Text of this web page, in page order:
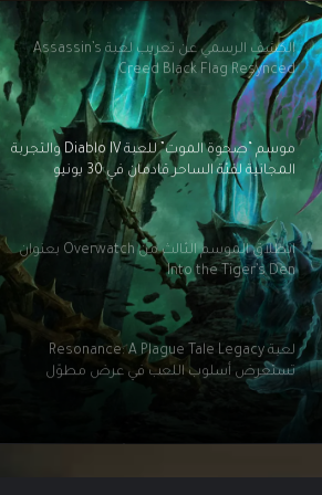
Creed Black Flag Resynced
موسم “صحوة الموت” للعبة Diablo IV والتجربة
المجانية لفئة الساحر قادمان في 30 يونيو
انطلاق الموسم الثالث من Overwatch بعنوان
Into the Tiger’s Den
لعبة Resonance: A Plague Tale Legacy
تستعرض أسلوب اللعب في عرض مطوّل